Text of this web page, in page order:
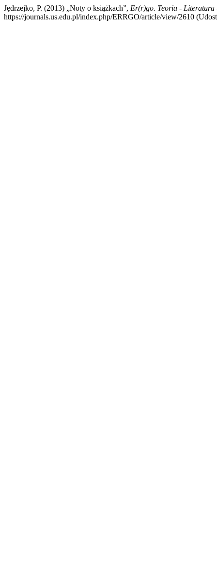
Jędrzejko, P. (2013) „Noty o książkach”, Er(r)go. Teoria -
https://journals.us.edu.pl/index.php/ERRGO/article/view/2610